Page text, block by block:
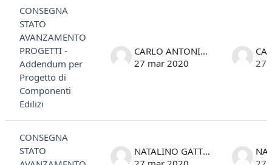
CONSEGNA
STATO
AVANZAMENTO
PROGETTI -
Addendum per
Progetto di
Componenti
Edilizi
CARLO ANTONIO STIVAL
27 mar 2020
27
CONSEGNA
STATO
NATALINO GATTESCO